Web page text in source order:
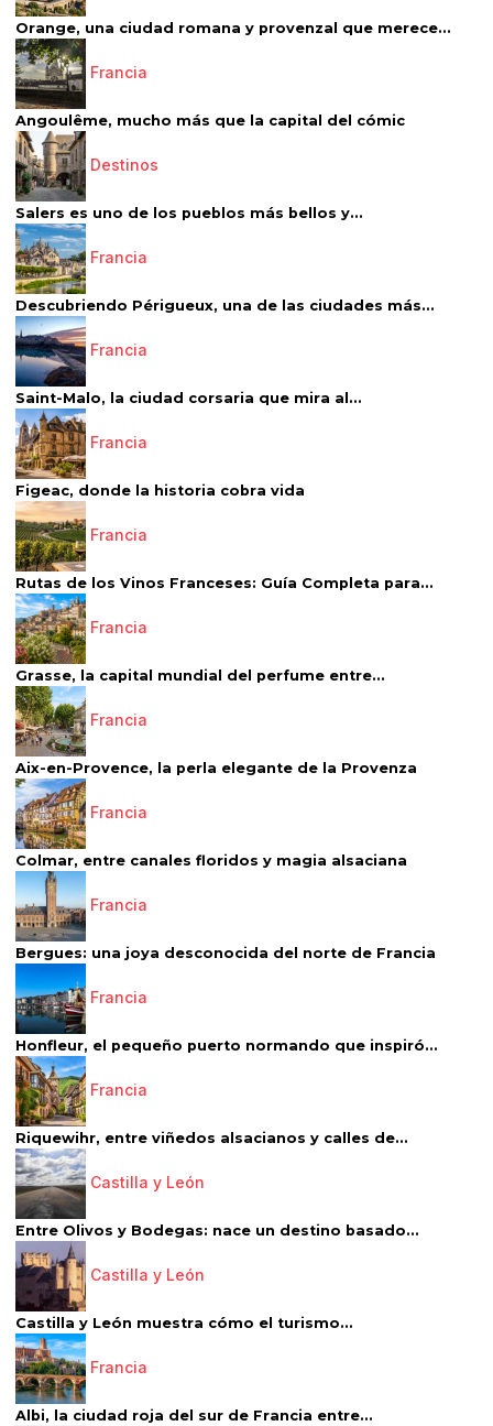
Orange, una ciudad romana y provenzal que merece...
Francia
Angoulême, mucho más que la capital del cómic
Destinos
Salers es uno de los pueblos más bellos y...
Francia
Descubriendo Périgueux, una de las ciudades más...
Francia
Saint-Malo, la ciudad corsaria que mira al...
Francia
Figeac, donde la historia cobra vida
Francia
Rutas de los Vinos Franceses: Guía Completa para...
Francia
Grasse, la capital mundial del perfume entre...
Francia
Aix-en-Provence, la perla elegante de la Provenza
Francia
Colmar, entre canales floridos y magia alsaciana
Francia
Bergues: una joya desconocida del norte de Francia
Francia
Honfleur, el pequeño puerto normando que inspiró...
Francia
Riquewihr, entre viñedos alsacianos y calles de...
Castilla y León
Entre Olivos y Bodegas: nace un destino basado...
Castilla y León
Castilla y León muestra cómo el turismo...
Francia
Albi, la ciudad roja del sur de Francia entre...